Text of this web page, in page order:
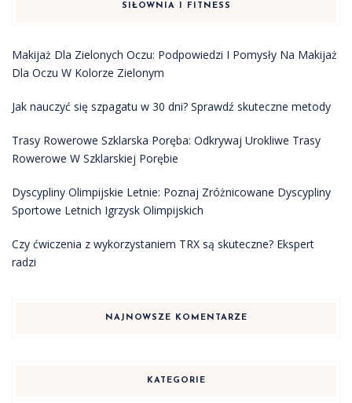
SIŁOWNIA I FITNESS
Makijaż Dla Zielonych Oczu: Podpowiedzi I Pomysły Na Makijaż
Dla Oczu W Kolorze Zielonym
Jak nauczyć się szpagatu w 30 dni? Sprawdź skuteczne metody
Trasy Rowerowe Szklarska Poręba: Odkrywaj Urokliwe Trasy
Rowerowe W Szklarskiej Porębie
Dyscypliny Olimpijskie Letnie: Poznaj Zróżnicowane Dyscypliny
Sportowe Letnich Igrzysk Olimpijskich
Czy ćwiczenia z wykorzystaniem TRX są skuteczne? Ekspert
radzi
NAJNOWSZE KOMENTARZE
KATEGORIE